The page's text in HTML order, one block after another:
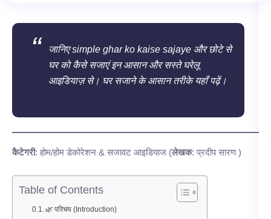
जानिए simple ghar ko kaise sajaye और छोटे से
घर को कैसे सजाएं इन आसान और सस्ते घरेलू
आइडियाज़ से। घर सजाने के आसान तरीके यहाँ पढ़ें।
कैटेगरी: होम/होम डेकोरेशन & सजावट आइडियाज (लेखक: प्रदीप सारण )
Table of Contents
🌿 परिचय (Introduction)